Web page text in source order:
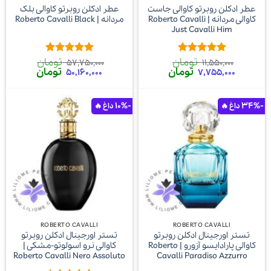
عطر ادکلن روبرتو کاوالی جاست
کاوالی مردانه | Roberto Cavalli
Just Cavalli Him
امتیاز5از
5
11,550,000 تومان
قیمت
اصلی
7,755,000 تومان
عطر ادکلن روبرتو کاوالی بلک
مردانه | Roberto Cavalli Black
امتیاز5از
5
57,750,000 تومان
قیمت
اصلی
50,160,000 تومان
-34%
ROBERTO CAVALLI
تستر اورجینال ادکلن روبرتو
کاوالی پارادایسو آزورو | Roberto
Cavalli Paradiso Azzurro
-10%
ROBERTO CAVALLI
تستر اورجینال ادکلن روبرتو
کاوالی نرو اسولوتو-مشکی |
Roberto Cavalli Nero Assoluto